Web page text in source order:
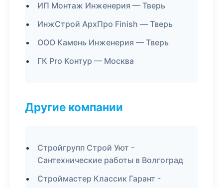
ИП Монтаж Инженерия — Тверь
ИнжСтрой АрхПро Finish — Тверь
ООО Камень Инженерия — Тверь
ГК Pro Контур — Москва
Другие компании
Стройгрупп Строй Уют -
Сантехнические работы в Волгоград
Строймастер Классик Гарант -